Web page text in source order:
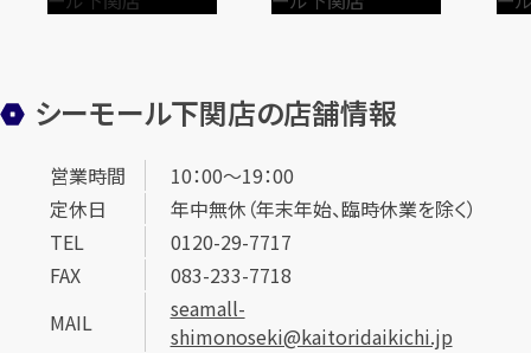
シーモール下関店の店舗情報
営業時間
10：00～19：00
定休日
年中無休（年末年始、臨時休業を除く）
TEL
0120-29-7717
FAX
083-233-7718
MAIL
seamall-
shimonoseki@kaitoridaikichi.jp